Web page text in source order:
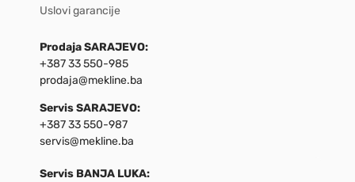
Uslovi garancije
Prodaja SARAJEVO:
+387 33 550-985
prodaja@mekline.ba
Servis SARAJEVO:
+387 33 550-987
servis@mekline.ba
Servis BANJA LUKA: